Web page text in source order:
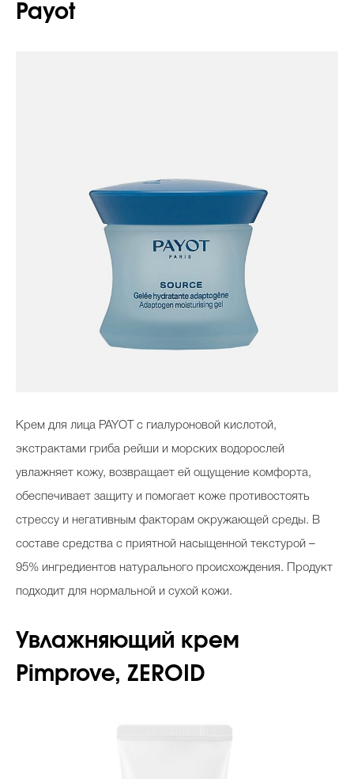
Payot
Крем для лица PAYOT с гиалуроновой кислотой,
экстрактами гриба рейши и морских водорослей
увлажняет кожу, возвращает ей ощущение комфорта,
обеспечивает защиту и помогает коже противостоять
стрессу и негативным факторам окружающей среды. В
составе средства с приятной насыщенной текстурой –
95% ингредиентов натурального происхождения. Продукт
подходит для нормальной и сухой кожи.
Увлажняющий крем
Pimprove, ZEROID